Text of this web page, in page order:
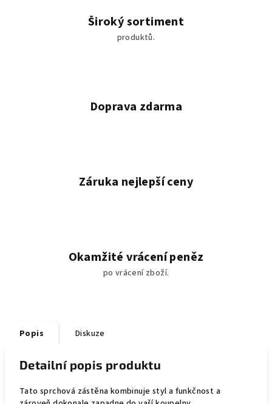
Široký sortiment
produktů.
Doprava zdarma
Záruka nejlepší ceny
Okamžité vrácení peněz
po vrácení zboží.
Popis Diskuze
Detailní popis produktu
Tato sprchová zástěna kombinuje styl a funkčnost a